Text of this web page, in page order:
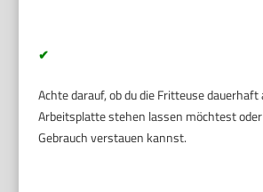
✔
Achte darauf, ob du die Fritteuse dauerhaft
Arbeitsplatte stehen lassen möchtest
Gebrauch verstauen kannst.